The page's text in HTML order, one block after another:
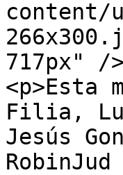
content/
717px" /
<p>Esta
Filia,
Jesús